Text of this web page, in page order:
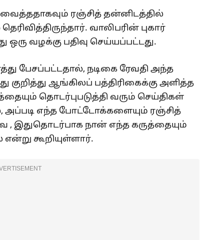
வைத்ததாகவும் ரஞ்சித் தன்னிடத்தில்
வாலிபரின் புகார்
ஒரு வழக்கு பதிவு செய்யப்பட்டது.
பேசப்பட்டதால், நடிகை ரேவதி அந்த
குறித்து ஆங்கிலப் பத்திரிகைக்கு அளித்த
தொடர்புபடுத்தி வரும் செய்திகள்
அப்படி எந்த போட்டோக்களையும் ரஞ்சித்
இதுதொடர்பாக நான் எந்த கருத்தையும்
கூறியுள்ளார்.